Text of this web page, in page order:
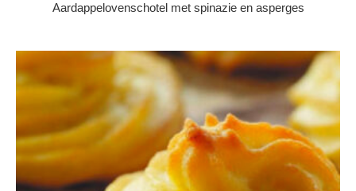
Aardappelovenschotel met spinazie en asperges